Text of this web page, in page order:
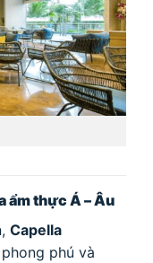
ẩm thực Á – Âu
Capella
phú và